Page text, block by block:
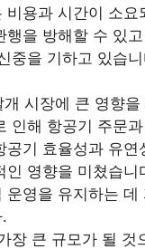
용과 시간이 소
을 방해할 수 있
중을 기하고 있습
시장에 큰 영향
인해 항공기 주문
기 효율성과 유
영향을 미쳤습
영을 유지하는
장 큰 규모가 될 것